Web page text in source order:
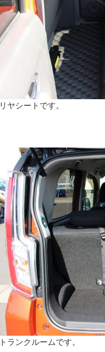
リヤシートです。
トランクルームです。